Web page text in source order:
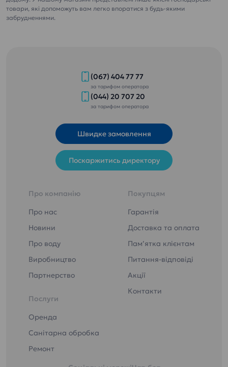
Замовити доставку
товари, які допоможуть вам легко впоратися з будь-якими
забрудненнями.
(067) 404 77 77
за тарифом оператора
(044) 20 707 20
за тарифом оператора
Швидке замовлення
Поскаржитись директору
Про компанію
Про нас
Новини
Про воду
Виробництво
Партнерство
Послуги
Оренда
Санітарна обробка
Ремонт
Покупцям
Гарантія
Доставка та оплата
Пам’ятка клієнтам
Питання-відповіді
Акції
Контакти